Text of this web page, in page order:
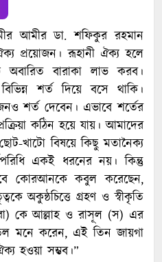
আমীর ডা. শফিকুর রহমান
প্রয়োজন। রূহানী ঐক্য হলে
বারাকা লাভ করব।
শর্ত দিয়ে বসে থাকি।
শর্ত দেবেন। এভাবে শর্তের
কঠিন হয়ে যায়। আমাদের
খাটো বিষয়ে কিছু মতানৈক্য
একই ধরনের নয়। কিন্তু
কোরআনকে কবুল করেছেন,
অকুন্ঠচিত্তে গ্রহণ ও স্বীকৃতি
কে আল্লাহ ও রাসূল (স) এর
মনে করেন, এই তিন জায়গা
হওয়া সম্ভব।”